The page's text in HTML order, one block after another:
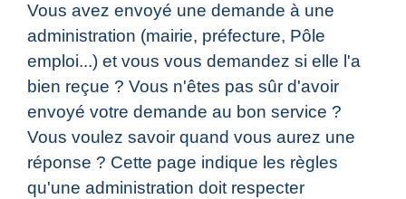
Vous avez envoyé une demande à une
administration (mairie, préfecture, Pôle
emploi...) et vous vous demandez si elle l'a
bien reçue ? Vous n'êtes pas sûr d'avoir
envoyé votre demande au bon service ?
Vous voulez savoir quand vous aurez une
réponse ? Cette page indique les règles
qu'une administration doit respecter